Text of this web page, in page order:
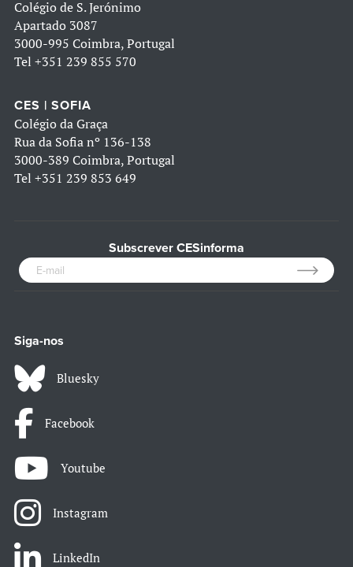
Colégio de S. Jerónimo
Apartado 3087
3000-995 Coimbra, Portugal
Tel +351 239 855 570
CES | SOFIA
Colégio da Graça
Rua da Sofia nº 136-138
3000-389 Coimbra, Portugal
Tel +351 239 853 649
Subscrever CESinforma
Siga-nos
Bluesky
Facebook
Youtube
Instagram
LinkedIn